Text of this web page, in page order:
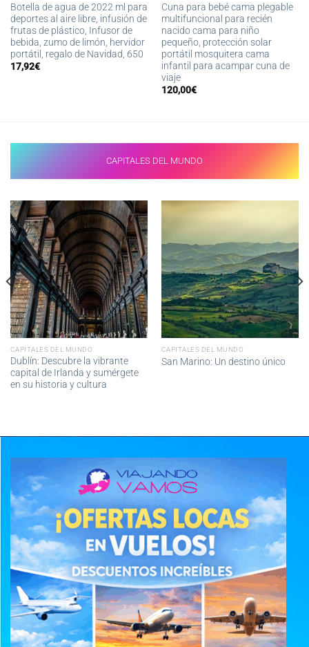
Botella de agua de 2022 ml para
deportes al aire libre, infusión de
frutas de plástico, Infusor de
bebida, zumo de limón, hervidor
portátil, regalo de Navidad, 650
17,92€
Cuna para bebé cama plegable
multifuncional para recién
nacido cama para niño
pequeño, protección solar
portátil mosquitera cama
infantil para acampar cuna de
viaje
120,00€
CAPITALES DEL MUNDO
CAPITALES DEL MUNDO
Dublín: Descubre la vibrante
capital de Irlanda y sumérgete
en su historia y cultura
CAPITALES DEL MUNDO
San Marino: Un destino único